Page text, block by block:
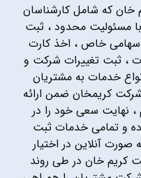
که شامل کارشناسان
مسئولیت محدود ، ثبت
خاص ، اخذ کارت
، ثبت تغییرات شرکت و
خدمات به مشتریان
کریمخان ضمن ارائه
، نهایت سعی خود را در
و تمامی خدمات ثبت
آنلاین در اختیار
کریم خان در طی روند